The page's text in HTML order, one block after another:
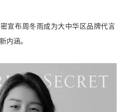
宣布周冬雨成为大中华区品牌代言
内涵。